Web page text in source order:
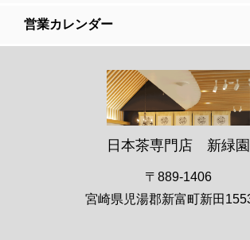
営業カレンダー
日本茶専門店 新緑園
〒889-1406
宮崎県児湯郡新富町新田